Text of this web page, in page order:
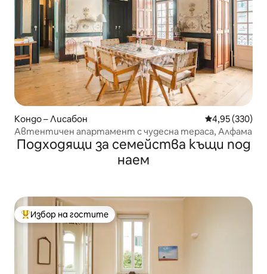
Кондо – Лисабон Средна
4,95 (330)
Автентичен апартамент с чудесна тераса, Алфама
Подходящи за семейства къщи под
наем
Най-популярен избор на гостите
Избор на гостите